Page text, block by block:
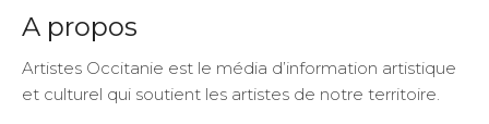
A propos
Artistes Occitanie est le média d’information artistique
et culturel qui soutient les artistes de notre territoire.